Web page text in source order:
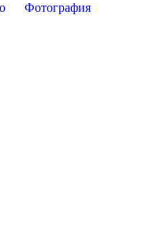
Фотография